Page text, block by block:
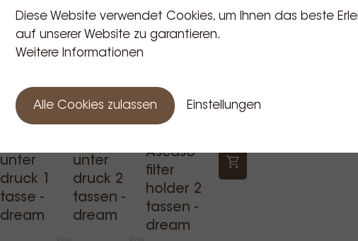
Ascaso
unter
druck 1
tasse -
dream
Ascaso
unter
druck 2
tassen -
dream
Ascaso
filter
holder 2
tassen -
dream
Diese Website verwendet Cookies, um Ihnen das beste
auf unserer Website zu garantieren.
Weitere Informationen
Alle Cookies zulassen Einstellungen